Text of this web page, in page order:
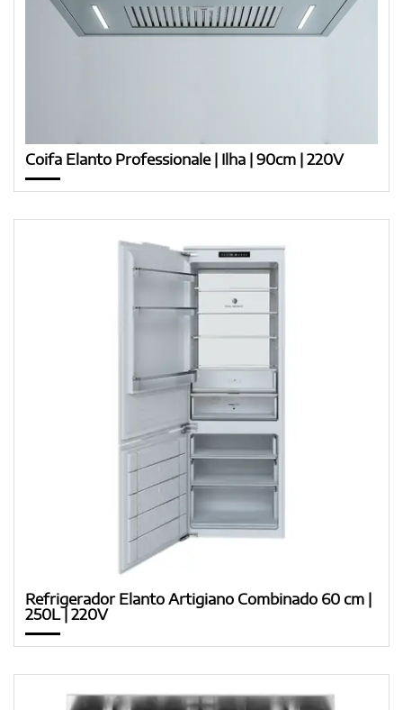
Coifa Elanto Professionale | Ilha | 90cm | 220V
Refrigerador Elanto Artigiano Combinado 60 cm |
250L | 220V